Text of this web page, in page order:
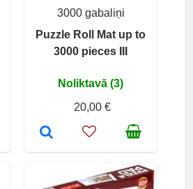
3000 gabaliņi
Puzzle Roll Mat up to
3000 pieces III
Noliktavā (3)
20,00 €